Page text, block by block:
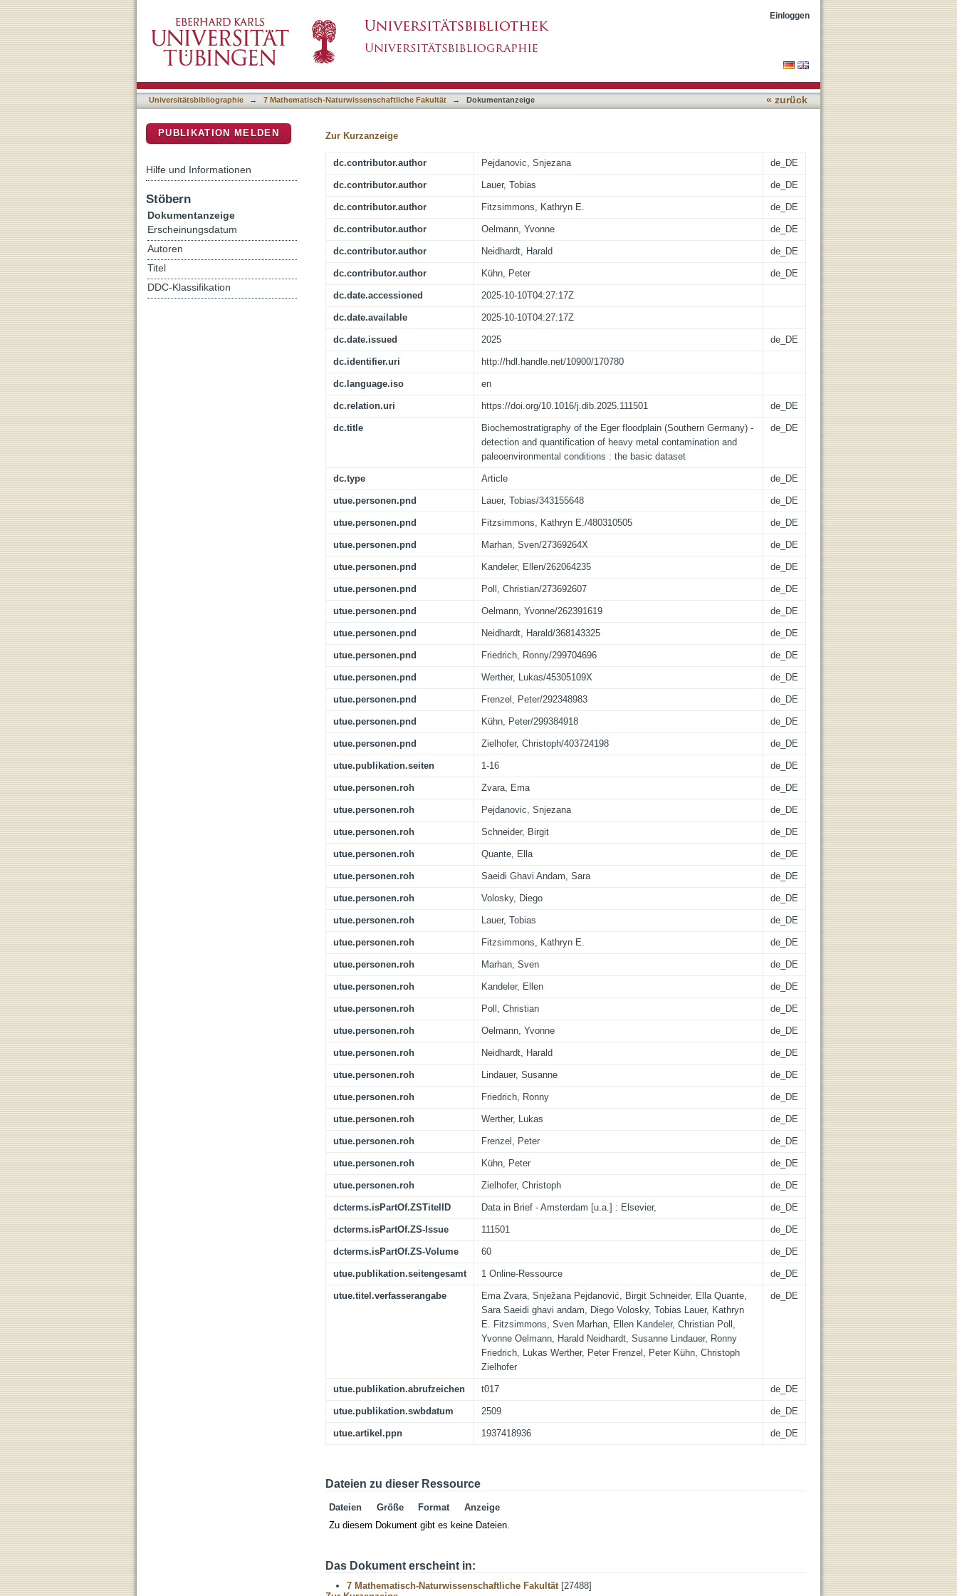
Biochemostratigraphy of the Eger floodplain (Southern Germany) - detection and quantification of
heavy metal contamination and paleoenvironmental conditions : the basic dataset
Einloggen
Universitätsbibliographie → 7 Mathematisch-Naturwissenschaftliche Fakultät → Dokumentanzeige « zurück
Zur Kurzanzeige
dc.contributor.author Pejdanovic, Snjezana de_DE
dc.contributor.author Lauer, Tobias de_DE
dc.contributor.author Fitzsimmons, Kathryn E. de_DE
dc.contributor.author Oelmann, Yvonne de_DE
dc.contributor.author Neidhardt, Harald de_DE
dc.contributor.author Kühn, Peter de_DE
dc.date.accessioned 2025-10-10T04:27:17Z
dc.date.available 2025-10-10T04:27:17Z
dc.date.issued 2025 de_DE
dc.identifier.uri http://hdl.handle.net/10900/170780
dc.language.iso en
dc.relation.uri https://doi.org/10.1016/j.dib.2025.111501 de_DE
dc.title
Biochemostratigraphy of the Eger floodplain (Southern Germany) -
detection and quantification of heavy metal contamination and
paleoenvironmental conditions : the basic dataset
de_DE
dc.type Article de_DE
utue.personen.pnd Lauer, Tobias/343155648 de_DE
utue.personen.pnd Fitzsimmons, Kathryn E./480310505 de_DE
utue.personen.pnd Marhan, Sven/27369264X de_DE
utue.personen.pnd Kandeler, Ellen/262064235 de_DE
utue.personen.pnd Poll, Christian/273692607 de_DE
utue.personen.pnd Oelmann, Yvonne/262391619 de_DE
utue.personen.pnd Neidhardt, Harald/368143325 de_DE
utue.personen.pnd Friedrich, Ronny/299704696 de_DE
utue.personen.pnd Werther, Lukas/45305109X de_DE
utue.personen.pnd Frenzel, Peter/292348983 de_DE
utue.personen.pnd Kühn, Peter/299384918 de_DE
utue.personen.pnd Zielhofer, Christoph/403724198 de_DE
utue.publikation.seiten 1-16 de_DE
utue.personen.roh Zvara, Ema de_DE
utue.personen.roh Pejdanovic, Snjezana de_DE
utue.personen.roh Schneider, Birgit de_DE
utue.personen.roh Quante, Ella de_DE
utue.personen.roh Saeidi Ghavi Andam, Sara de_DE
utue.personen.roh Volosky, Diego de_DE
utue.personen.roh Lauer, Tobias de_DE
utue.personen.roh Fitzsimmons, Kathryn E. de_DE
utue.personen.roh Marhan, Sven de_DE
utue.personen.roh Kandeler, Ellen de_DE
utue.personen.roh Poll, Christian de_DE
utue.personen.roh Oelmann, Yvonne de_DE
utue.personen.roh Neidhardt, Harald de_DE
utue.personen.roh Lindauer, Susanne de_DE
utue.personen.roh Friedrich, Ronny de_DE
utue.personen.roh Werther, Lukas de_DE
utue.personen.roh Frenzel, Peter de_DE
utue.personen.roh Kühn, Peter de_DE
utue.personen.roh Zielhofer, Christoph de_DE
dcterms.isPartOf.ZSTitelID Data in Brief - Amsterdam [u.a.] : Elsevier, de_DE
dcterms.isPartOf.ZS-Issue 111501 de_DE
dcterms.isPartOf.ZS-Volume 60 de_DE
utue.publikation.seitengesamt 1 Online-Ressource de_DE
utue.titel.verfasserangabe
Ema Zvara, Snježana Pejdanović, Birgit Schneider, Ella Quante,
Sara Saeidi ghavi andam, Diego Volosky, Tobias Lauer, Kathryn
E. Fitzsimmons, Sven Marhan, Ellen Kandeler, Christian Poll,
Yvonne Oelmann, Harald Neidhardt, Susanne Lindauer, Ronny
Friedrich, Lukas Werther, Peter Frenzel, Peter Kühn, Christoph
Zielhofer
de_DE
utue.publikation.abrufzeichen t017 de_DE
utue.publikation.swbdatum 2509 de_DE
utue.artikel.ppn 1937418936 de_DE
Dateien zu dieser Ressource
Dateien Größe Format
Anzeige
Zu diesem Dokument gibt es keine Dateien.
Das Dokument erscheint in:
7 Mathematisch-Naturwissenschaftliche Fakultät[27488]
PUBLIKATION MELDEN
Hilfe und Informationen
Stöbern
Dokumentanzeige
Erscheinungsdatum
Autoren
Titel
DDC-Klassifikation